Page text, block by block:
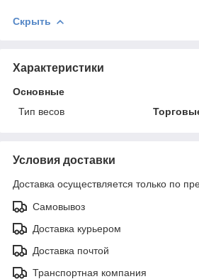
Скрыть
Характеристики
Основные
Тип весов
Условия доставки
Доставка осуществляется только по
Самовывоз
Доставка курьером
Доставка почтой
Транспортная компания